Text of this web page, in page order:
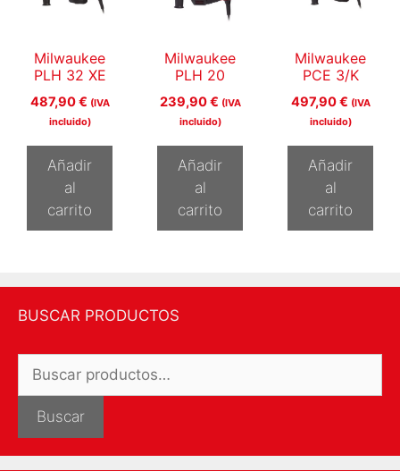
Milwaukee
PLH 32 XE
487,90€ (IVA
incluido)
Añadir
al
carrito
Milwaukee
PLH 20
239,90€ (IVA
incluido)
Añadir
al
carrito
Milwaukee
PCE 3/K
497,90€ (IVA
incluido)
Añadir
al
carrito
BUSCAR PRODUCTOS
Buscar
Buscar